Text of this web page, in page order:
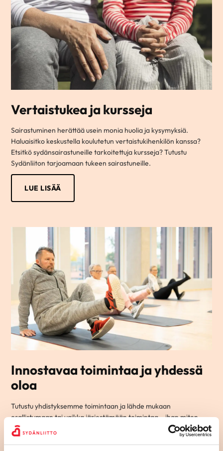
Vertaistukea ja kursseja
Sairastuminen herättää usein monia huolia ja kysymyksiä.
Haluaisitko keskustella koulutetun vertaistukihenkilön kanssa?
Etsitkö sydänsairastuneille tarkoitettuja kursseja? Tutustu
Sydänliiton tarjoamaan tukeen sairastuneille.
LUE LISÄÄ
Innostavaa toimintaa ja yhdessä
oloa
Tutustu yhdistyksemme toimintaan ja lähde mukaan
osallistumaan tai vaikka järjestämään toimintaa – ihan miten
vain itse haluat.